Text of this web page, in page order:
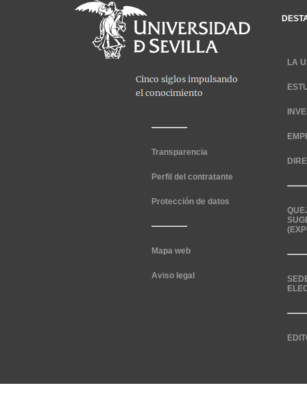
Transparencia
Perfil del contratante
Protección de datos
Mapa web
Aviso legal
LA